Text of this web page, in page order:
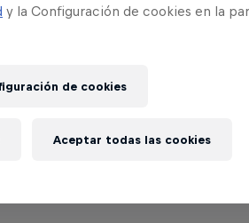
y la Configuración de cookies en la
de cookies
Aceptar todas las cookies